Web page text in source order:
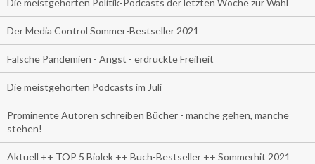
Die meistgehörten Politik-Podcasts der letzten Woche zur Wahl
Der Media Control Sommer-Bestseller 2021
Falsche Pandemien - Angst - erdrückte Freiheit
Die meistgehörten Podcasts im Juli
Prominente Autoren schreiben Bücher - manche gehen, manche
stehen!
Aktuell ++ TOP 5 Biolek ++ Buch-Bestseller ++ Sommerhit 2021